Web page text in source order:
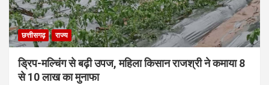
छत्तीसगढ़ राज्य
ड्रिप-मल्चिंग से बढ़ी उपज, महिला किसान राजश्री ने कमाया 8
से 10 लाख का मुनाफा